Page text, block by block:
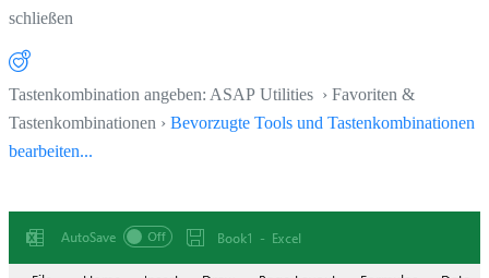
schließen
Tastenkombination angeben: ASAP Utilities › Favoriten &
Tastenkombinationen › Bevorzugte Tools und Tastenkombinationen
bearbeiten...